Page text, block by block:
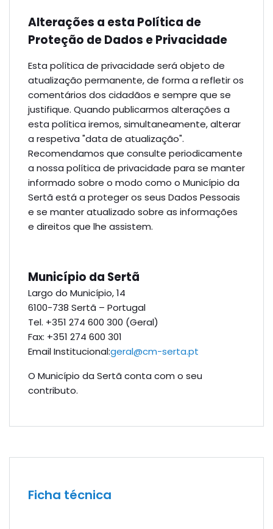
Alterações a esta Política de
Proteção de Dados e Privacidade
Esta política de privacidade será objeto de
atualização permanente, de forma a refletir os
comentários dos cidadãos e sempre que se
justifique. Quando publicarmos alterações a
esta política iremos, simultaneamente, alterar
a respetiva "data de atualização".
Recomendamos que consulte periodicamente
a nossa política de privacidade para se manter
informado sobre o modo como o Município da
Sertã está a proteger os seus Dados Pessoais
e se manter atualizado sobre as informações
e direitos que lhe assistem.
Município da Sertã
Largo do Município, 14
6100-738 Sertã – Portugal
Tel. +351 274 600 300 (Geral)
Fax: +351 274 600 301
Email Institucional:geral@cm-serta.pt
O Município da Sertã conta com o seu
contributo.
Ficha técnica